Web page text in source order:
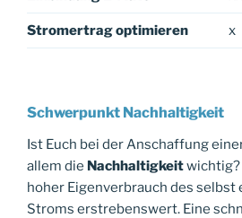
Stromertrag optimieren x
Schwerpunkt Nachhaltigkeit
Ist Euch bei der Anschaffung
allem die Nachhaltigkeitwichtig?
hoher Eigenverbrauch des selbst
Stroms erstrebenswert. Eine